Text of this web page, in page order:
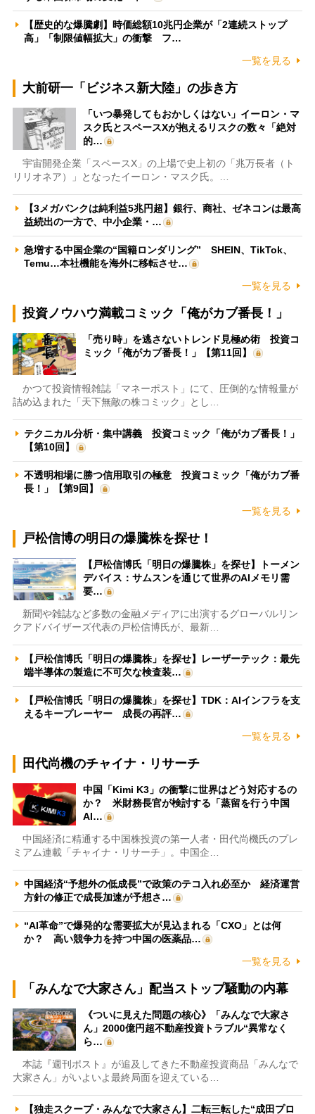
【歴史的な爆騰劇】時価総額10兆円企業が「2連続ストップ
高」「制限値幅拡大」の衝撃 フ…
一覧を見る
大前研一「ビジネス新大陸」の歩き方
「いつ暴発してもおかしくはない」イーロン・マ
スク氏とスペースXが抱えるリスクの数々「絶対
的…
宇宙開発企業「スペースX」の上場で史上初の「兆万長者（ト
リリオネア）」となったイーロン・マスク氏。…
【3メガバンクは純利益5兆円超】銀行、商社、ゼネコンは最高
益続出の一方で、中小企業・…
急増する中国企業の“国籍ロンダリング” SHEIN、TikTok、
Temu…本社機能を海外に移転させ…
一覧を見る
投資ノウハウ満載コミック「俺がカブ番長！」
「売り時」を逃さないトレンド見極め術 投資コ
ミック「俺がカブ番長！」【第11回】
かつて投資情報雑誌「マネーポスト」にて、圧倒的な情報量が
詰め込まれた「天下無敵の株コミック」とし…
テクニカル分析・集中講義 投資コミック「俺がカブ番長！」
【第10回】
不透明相場に勝つ信用取引の極意 投資コミック「俺がカブ番
長！」【第9回】
一覧を見る
戸松信博の明日の爆騰株を探せ！
【戸松信博氏「明日の爆騰株」を探せ】トーメン
デバイス：サムスンを通じて世界のAIメモリ需
要…
新聞や雑誌など多数の金融メディアに出演するグローバルリン
クアドバイザーズ代表の戸松信博氏が、最新…
【戸松信博氏「明日の爆騰株」を探せ】レーザーテック：最先
端半導体の製造に不可欠な検査装…
【戸松信博氏「明日の爆騰株」を探せ】TDK：AIインフラを支
えるキープレーヤー 成長の再評…
一覧を見る
田代尚機のチャイナ・リサーチ
中国「Kimi K3」の衝撃に世界はどう対応するの
か？ 米財務長官が検討する「蒸留を行う中国
AI…
中国経済に精通する中国株投資の第一人者・田代尚機氏のプレ
ミアム連載「チャイナ・リサーチ」。中国企…
中国経済“予想外の低成長”で政策のテコ入れ必至か 経済運営
方針の修正で成長加速が予想さ…
“AI革命”で爆発的な需要拡大が見込まれる「CXO」とは何
か？ 高い競争力を持つ中国の医薬品…
一覧を見る
「みんなで大家さん」配当ストップ騒動の内幕
《ついに見えた問題の核心》「みんなで大家さ
ん」2000億円超不動産投資トラブル“異常なく
ら…
本誌『週刊ポスト』が追及してきた不動産投資商品「みんなで
大家さん」がいよいよ最終局面を迎えている…
【独走スクープ・みんなで大家さん】二転三転した“成田プロ